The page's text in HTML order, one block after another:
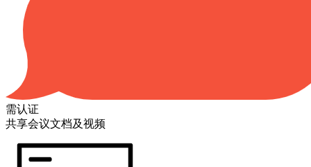
需认证
共享会议文档及视频